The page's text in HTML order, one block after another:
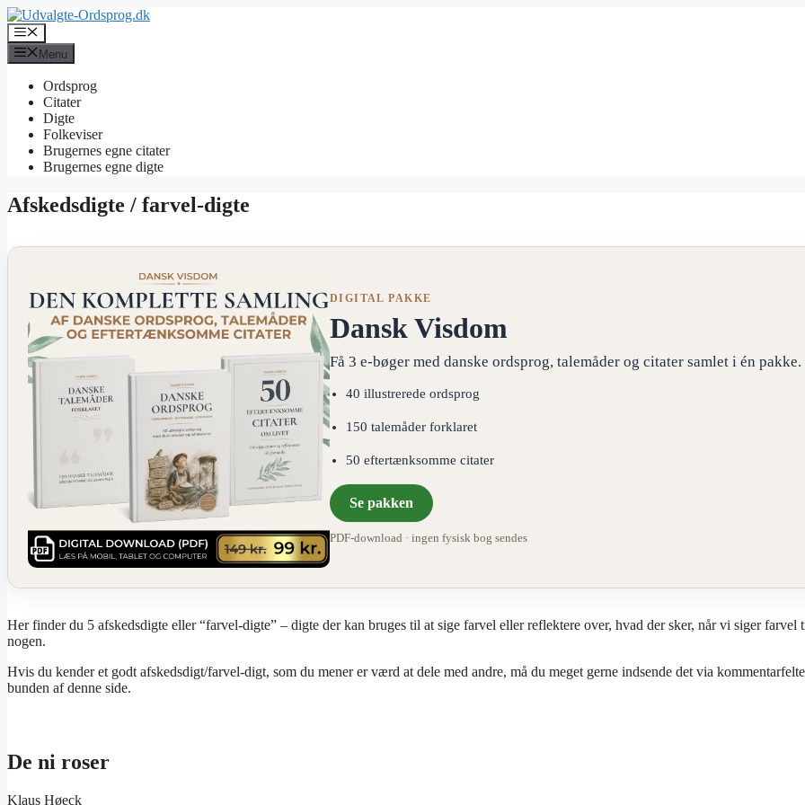
Hop
til
indhold
Menu
Menu
Ordsprog
Citater
Digte
Folkeviser
Brugernes egne citater
Brugernes egne digte
Afskedsdigte / farvel-digte
DIGITAL PAKKE
Dansk Visdom
Få 3 e-bøger med danske ordsprog, talemåder og citater samlet i én pakke.
40 illustrerede ordsprog
150 talemåder forklaret
50 eftertænksomme citater
Se pakken
PDF-download · ingen fysisk bog sendes
Her finder du 5 afskedsdigte eller “farvel-digte” – digte der kan bruges til at sige farvel eller reflektere over, hvad der sker, når vi siger farvel
nogen.
Hvis du kender et godt afskedsdigt/farvel-digt, som du mener er værd at dele med andre, må du meget gerne indsende det via
bunden af denne side.
De ni roser
Klaus Høeck